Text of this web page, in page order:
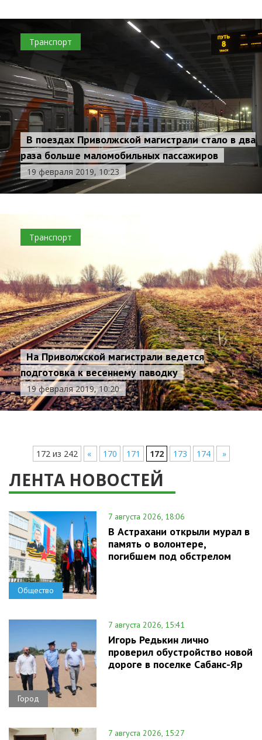
Транспорт
В поездах Приволжской магистрали стало в два
раза больше маломобильных пассажиров
19 февраля 2019, 10:23
Транспорт
На Приволжской магистрали ведется
подготовка к весеннему паводку
19 февраля 2019, 10:20
172 из 242 « 170 171 172 173 174 »
ЛЕНТА НОВОСТЕЙ
Общество
7 августа 2026, 18:06
В Астрахани открыли мурал в
память о волонтере,
погибшем под обстрелом
Город
7 августа 2026, 15:41
Игорь Редькин лично
проверил обустройство новой
дороге в поселке Сабанс-Яр
7 августа 2026, 15:27